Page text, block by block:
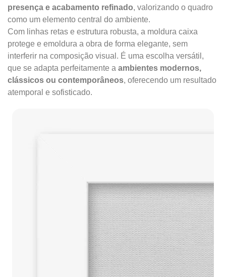
presença e acabamento refinado, valorizando o quadro
como um elemento central do ambiente.
Com linhas retas e estrutura robusta, a moldura caixa
protege e emoldura a obra de forma elegante, sem
interferir na composição visual. É uma escolha versátil,
que se adapta perfeitamente a ambientes modernos,
clássicos ou contemporâneos, oferecendo um resultado
atemporal e sofisticado.